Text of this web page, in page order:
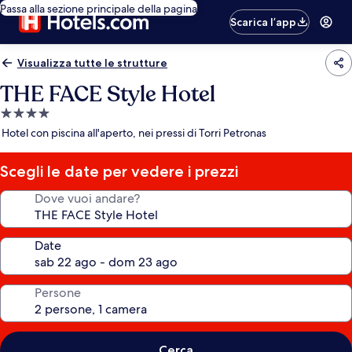
Passa alla sezione principale della pagina
Scarica l’app
Visualizza tutte le strutture
THE FACE Style Hotel
Struttura
a
stelle
Hotel con piscina all'aperto, nei pressi di Torri Petronas
Scegli le date per vedere i prezzi
Dove vuoi andare?
Date
Persone